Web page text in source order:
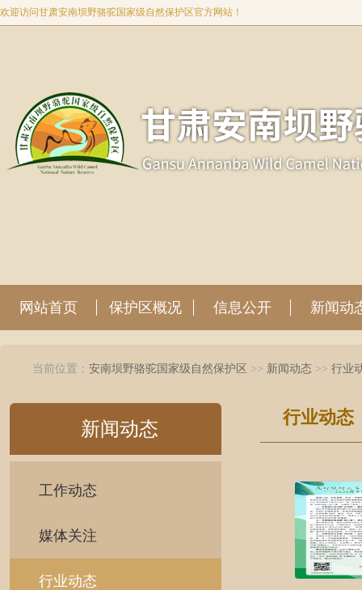
欢迎访问甘肃安南坝野骆驼国家级自然保护区官方网站！
网站首页 保护区概况 信息公开 新闻动
当前位置： 安南坝野骆驼国家级自然保护区 >> 新闻动态 >> 行业
新闻动态
工作动态
媒体关注
行业动态
行业动态